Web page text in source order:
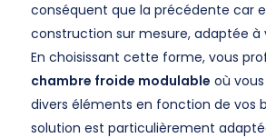
conséquent que la précédente car
construction sur mesure, adaptée à
En choisissant cette forme, vous
chambre froide modulable où
divers éléments en fonction de vos
solution est particulièrement